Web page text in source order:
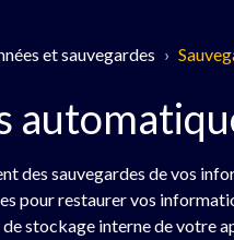
et sauvegardes
des sauvegardes de vos
pour restaurer vos
stockage interne de votre